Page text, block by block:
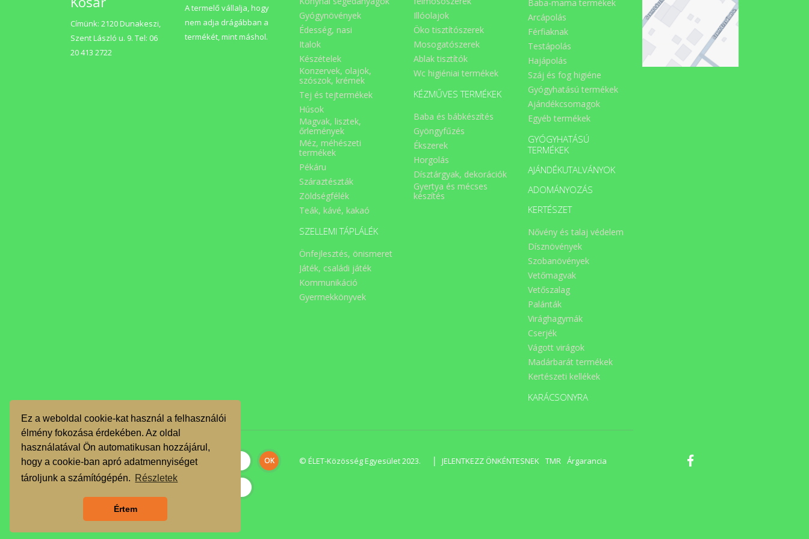
Ez a weboldal cookie-kat használ a felhasználói
élmény fokozása érdekében. Az oldal
használatával Ön automatikusan hozzájárul,
hogy a cookie-ban apró adatmennyiséget
tároljunk a számítógépén. Részletek
Értem
annak nem szabad
fogyasztania, ugyanis olyan
pozícióba mozdíthatja a nagy
epekövet, amely elzárja az
epevezetéket, ami azonnali
sebészi beavatkozást
igényelhet * Hatékony
vértisztító hatású. * Hőtermelő
hajtás, ez ízületi betegségeknél
jótékony hatás, mivel a
hőtermelés által tágítja az
ereket, felgyorsítja a
vérkeringést az ízületek
környékén és segít eltávolítani a
lerakódásokat. Sok folyadékot
kell inni hozzá * Erősen
salaktalanítja az
emésztőrendszert, ami
többszöri székletürítéssel
járhat. Segíti az emésztést,
gyorsítja a perisztaltikát,
elpusztítja az élősködőket a
belekben, segíti az egészséges
bélflóra kialakulását és
fenntartását * Foszfortartalma
miatt tisztítja, szépíti, fehéríti a
bőrt * Nemcsak belsőleg,
külsőleg is hatásos.
Természetgyógyászok szerint
liszttel összeturmixolva jótékony
hatású a reumás fájdalmakra,
a belőle készült lábfürdő pedig
enyhülést ad. FOGYASZTÁSI
JAVASLAT: Nyersen, salátákba
keverve, sajtokhoz fogyasztva
vagy szendvicsre szórva a
Címünk: 2120 Dunakeszi,
Szent László u. 9. Tel: 06
20 413 2722
A termelő vállalja, hogy
nem adja drágábban a
termékét, mint máshol.
Gyógynövények
Édesség, nasi
Italok
Készételek
Konzervek, olajok,
szószok, krémek
Tej és tejtermékek
Húsok
Magvak, lisztek,
őrlemények
Méz, méhészeti
termékek
Pékáru
Száraztészták
Zöldségfélék
Teák, kávé, kakaó
SZELLEMI TÁPLÁLÉK
Önfejlesztés, önismeret
Játék, családi játék
Kommunikáció
Gyermekkönyvek
Illóolajok
Öko tisztítószerek
Mosogatószerek
Ablak tisztítók
Wc higiéniai termékek
KÉZMŰVES TERMÉKEK
Baba és bábkészítés
Gyöngyfűzés
Ékszerek
Horgolás
Dísztárgyak, dekorációk
Gyertya és mécses
készítés
Baba-mama termékek
Arcápolás
Férfiaknak
Testápolás
Hajápolás
Száj és fog higiéne
Gyógyhatású termékek
Ajándékcsomagok
Egyéb termékek
GYÓGYHATÁSÚ
TERMÉKEK
AJÁNDÉKUTALVÁNYOK
ADOMÁNYOZÁS
KERTÉSZET
Nővény és talaj védelem
Dísznövények
Szobanövények
Vetőmagvak
Vetőszalag
Palánták
Virághagymák
Cserjék
Vágott virágok
Madárbarát termékek
Kertészeti kellékek
KARÁCSONYRA
Szeretnék feliratkozni a hírlevélre.
© ÉLET-Közösség Egyesület 2023. | JELENTKEZZ ÖNKÉNTESNEK TMR Árgarancia